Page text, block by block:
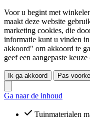
Voor u begint met
maakt deze website
marketing cookies, die
informatie kunt u vinden
akkoord" om akkoord te
geef een aangepaste
Ik ga akkoord Pas
Ga naar de inhoud
Tuinmaterialen